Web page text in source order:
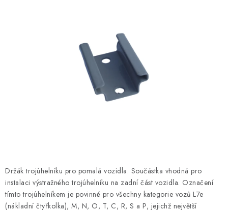
O nás Doprava Značky Kontakty
Reklamace
Zásady zpracování osobních údajů
Držák trojúhelníku pro pomalá vozidla. Součástka vhodná pro
instalaci výstražného trojúhelníku na zadní část vozidla. Označení
tímto trojúhelníkem je povinné pro všechny kategorie vozů L7e
(nákladní čtyřkolka), M, N, O, T, C, R, S a P, jejichž největší